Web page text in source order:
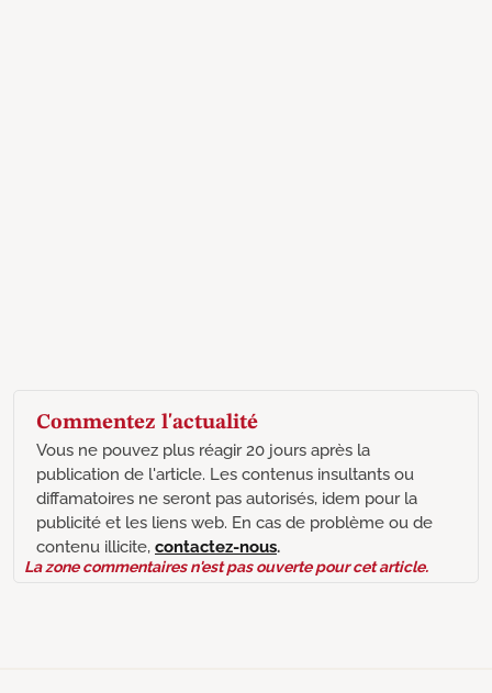
Commentez l'actualité
Vous ne pouvez plus réagir 20 jours après la
publication de l'article. Les contenus insultants ou
diffamatoires ne seront pas autorisés, idem pour la
publicité et les liens web. En cas de problème ou de
contenu illicite, contactez-nous.
La zone commentaires n'est pas ouverte pour cet article.